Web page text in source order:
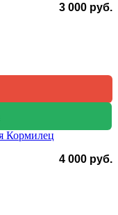
3 000 руб.
4 000 руб.